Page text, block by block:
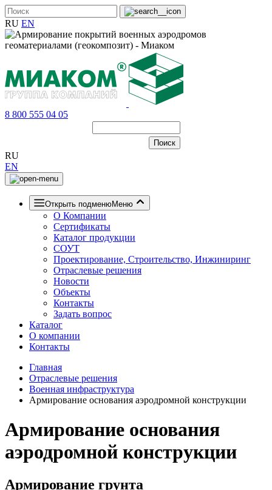
RU EN
8 800 555 04 05
RU
EN
Открыть подменюМеню
О Компании
Сертификаты
Каталог продукции
СОУТ
Проектирование, Строительство, Инжиниринг
Отраслевые решения
Новости
Объекты
Контакты
Задать вопрос
Каталог
О компании
Контакты
Главная
Отраслевые решения
Военная инфраструктура
Армирование основания аэродромной конструкции
Армирование основания
аэродромной конструкции
Армирование грунта